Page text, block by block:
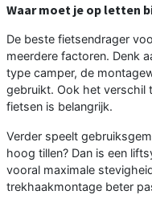
Waar moet je op letten
De beste fietsendrager
meerdere factoren. Denk
type camper, de
gebruikt. Ook het verschil
fietsen is belangrijk.
Verder speelt
hoog tillen? Dan is een
vooral maximale
trekhaakmontage beter